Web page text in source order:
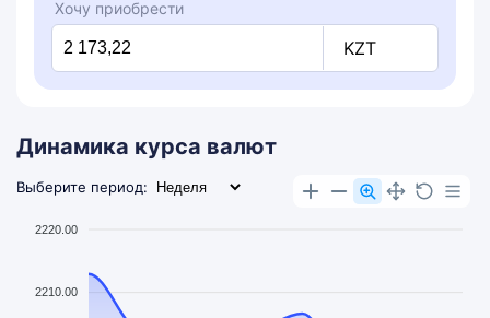
Хочу приобрести
KZT
Динамика курса валют
Выберите период:
2220.00
2210.00